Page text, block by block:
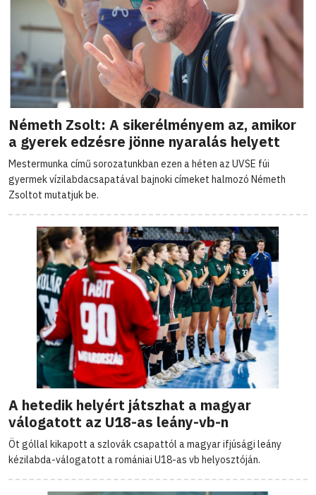
Németh Zsolt: A sikerélményem az, amikor
a gyerek edzésre jönne nyaralás helyett
Mestermunka című sorozatunkban ezen a héten az UVSE fúi
gyermek vízilabdacsapatával bajnoki címeket halmozó Németh
Zsoltot mutatjuk be.
A hetedik helyért játszhat a magyar
válogatott az U18-as leány-vb-n
Öt góllal kikapott a szlovák csapattól a magyar ifjúsági leány
kézilabda-válogatott a romániai U18-as vb helyosztóján.